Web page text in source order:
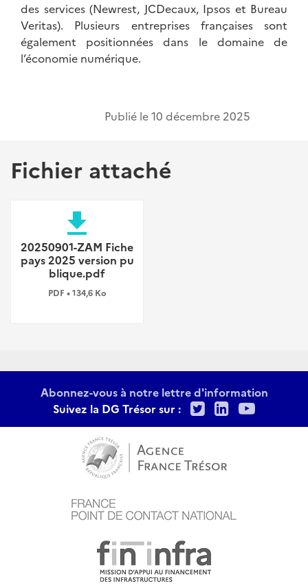
des services (Newrest, JCDecaux, Ipsos et Bureau
Veritas). Plusieurs entreprises françaises sont
également positionnées dans le domaine de
l’économie numérique.
Publié le10 décembre 2025
Fichier attaché
file_download
20250901-ZAM Fiche
pays 2025 version pu
blique.pdf
PDF • 134,6 Ko
Abonnez-vous à notre lettre d'information
Suivez la DG Trésor sur :
TwitterLinkedIn